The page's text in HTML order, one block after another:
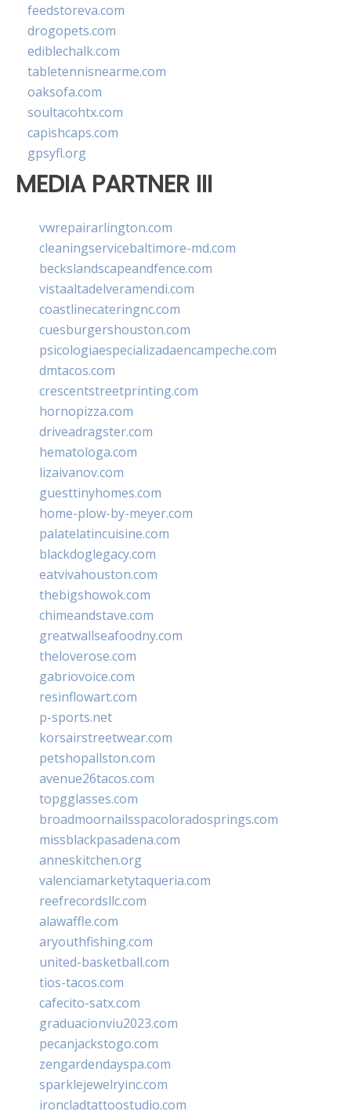
feedstoreva.com
drogopets.com
ediblechalk.com
tabletennisnearme.com
oaksofa.com
soultacohtx.com
capishcaps.com
gpsyfl.org
MEDIA PARTNER III
vwrepairarlington.com
cleaningservicebaltimore-md.com
beckslandscapeandfence.com
vistaaltadelveramendi.com
coastlinecateringnc.com
cuesburgershouston.com
psicologiaespecializadaencampeche.com
dmtacos.com
crescentstreetprinting.com
hornopizza.com
driveadragster.com
hematologa.com
lizaivanov.com
guesttinyhomes.com
home-plow-by-meyer.com
palatelatincuisine.com
blackdoglegacy.com
eatvivahouston.com
thebigshowok.com
chimeandstave.com
greatwallseafoodny.com
theloverose.com
gabriovoice.com
resinflowart.com
p-sports.net
korsairstreetwear.com
petshopallston.com
avenue26tacos.com
topgglasses.com
broadmoornailsspacoloradosprings.com
missblackpasadena.com
anneskitchen.org
valenciamarketytaqueria.com
reefrecordsllc.com
alawaffle.com
aryouthfishing.com
united-basketball.com
tios-tacos.com
cafecito-satx.com
graduacionviu2023.com
pecanjackstogo.com
zengardendayspa.com
sparklejewelryinc.com
ironcladtattoostudio.com